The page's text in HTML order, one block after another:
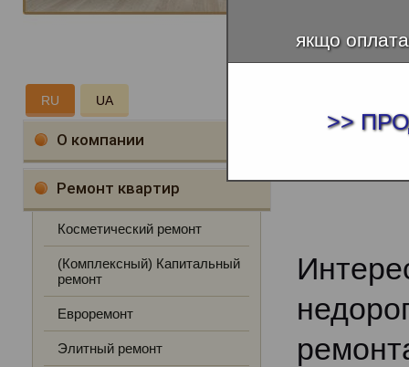
RU UA
О компании
Ремонт квартир
Косметический ремонт
(Комплексный) Капитальный
ремонт
Евроремонт
Элитный ремонт
якщо
>>